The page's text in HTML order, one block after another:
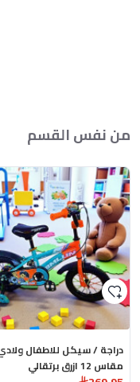
من نفس القسم
دراجة / سيكل للاطفال
مقاس 12 ازرق برتقالي